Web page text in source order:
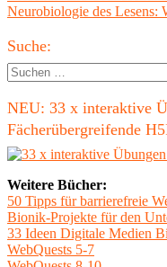
Nächster
Neurobiologie des Lesens:
Haupt-
Seitenleiste
Suche:
Suchen
nach:
NEU: 33 x interaktive
Fächerübergreifende
Weitere Bücher:
50 Tipps für barrierefreie
Bionik-Projekte für den
33 Ideen Digitale Medien
WebQuests 5-7